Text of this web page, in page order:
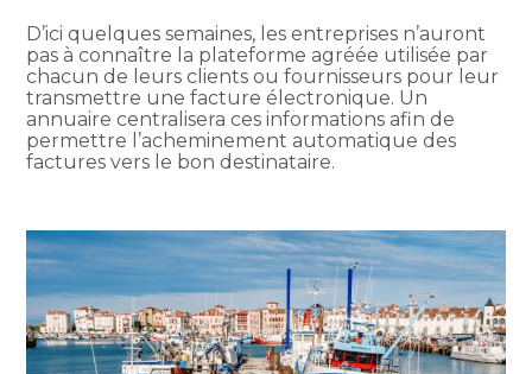
D’ici quelques semaines, les entreprises n’auront
pas à connaître la plateforme agréée utilisée par
chacun de leurs clients ou fournisseurs pour leur
transmettre une facture électronique. Un
annuaire centralisera ces informations afin de
permettre l’acheminement automatique des
factures vers le bon destinataire.